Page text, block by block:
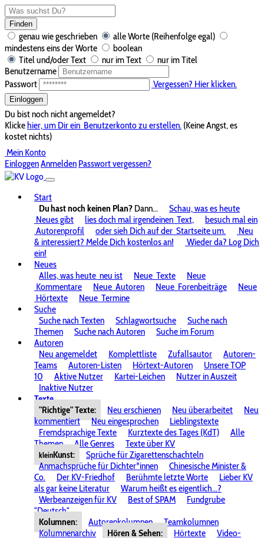
Finden
genau wie geschrieben
alle Worte (Reihenfolge egal)
mindestens eins der Worte
boolean
Titel und/oder Text
nur im Text
nur im Titel
Benutzername
Passwort
Vergessen? Hier klicken.
Einloggen
Du bist noch nicht angemeldet?
Klickehier, um Dir ein Benutzerkonto zu erstellen. (Keine Angst, es
kostet nichts)
Mein Konto
EinloggenAnmelden Passwort vergessen?
Start
Du hast noch keinen Plan? Dann...
Schau, was es heute
Neues gibt
lies doch mal irgendeinen Text,
besuch mal ein
Autorenprofil
oder sieh Dich auf der Startseite um.
Neu
& interessiert? Melde Dich kostenlos an!
Wieder da? Log Dich
ein!
Neues
Alles, was heute neu ist Neue Texte
Neue
Kommentare
Neue Autoren Neue Forenbeiträge
Neue
Hörtexte
Neue Termine
Suche
Suche nach Texten
Schlagwortsuche
Suche nach
Themen
Suche nach Autoren
Suche im Forum
Autoren
Neu angemeldet
Komplettliste Zufallsautor
Autoren-
Teams
Autoren-Listen Hörtext-Autoren
Unsere TOP
10
Aktive Nutzer Kartei-Leichen
Nutzer in Auszeit
Inaktive Nutzer
Texte
"Richtige" Texte:
Neu erschienen Neu überarbeitet
Neu
kommentiert
Neu eingesprochen
Lieblingstexte
Fremdsprachige Texte
Kurztexte des Tages (KdT)
Alle
Themen
Alle Genres Texte über KV
kleinKunst:
Sprüche für Zigarettenschachteln
Anmachsprüche für Dichter*innen
Chinesische Minister &
Co.
Der KV-Friedhof Berühmte letzte Worte
Lieber KV
als gar keine Literatur
Warum heißt es eigentlich...?
Werbeanzeigen für KV
Best of SPAM
Fundgrube
"Deutsch"
Kolumnen:
Autorenkolumnen
Teamkolumnen
Kolumnenarchiv
Hören & Sehen: Hörtexte
Video-